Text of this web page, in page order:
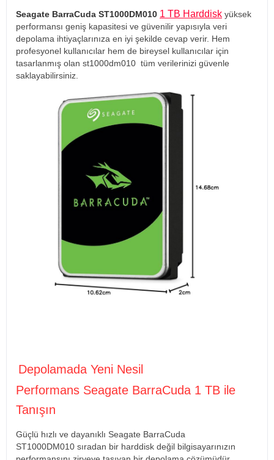
Seagate BarraCuda ST1000DM010 1 TB Harddisk yüksek
performansı geniş kapasitesi ve güvenilir yapısıyla veri
depolama ihtiyaçlarınıza en iyi şekilde cevap verir. Hem
profesyonel kullanıcılar hem de bireysel kullanıcılar için
tasarlanmış olan st1000dm010 tüm verilerinizi güvenle
saklayabilirsiniz.
Depolamada Yeni Nesil
Performans Seagate BarraCuda 1 TB ile
Tanışın
Güçlü hızlı ve dayanıklı Seagate BarraCuda
ST1000DM010 sıradan bir harddisk değil bilgisayarınızın